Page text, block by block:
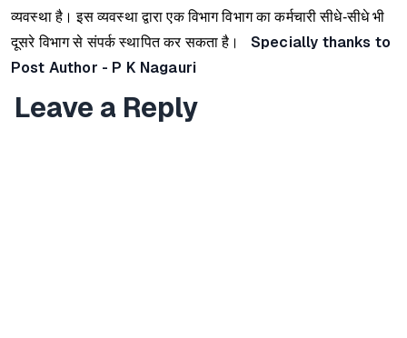
व्यवस्था है। इस व्यवस्था द्वारा एक विभाग विभाग का कर्मचारी सीधे-सीधे भी
दूसरे विभाग से संपर्क स्थापित कर सकता है।
Specially thanks to
Post Author - P K Nagauri
Leave a Reply